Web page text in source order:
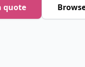
quote